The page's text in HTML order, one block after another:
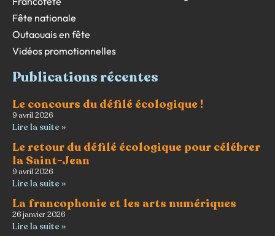
Fête nationale
Outaouais en fête
Vidéos promotionnelles
Publications récentes
Le concours du défilé écologique !
9 avril 2026
Lire la suite »
Le retour du défilé écologique pour célébrer
la Saint-Jean
9 avril 2026
Lire la suite »
La francophonie et les arts numériques
26 janvier 2026
Lire la suite »